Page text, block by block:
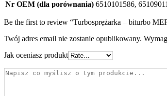
Nr OEM (dla porównania) 6510101586,
Be the first to review “Turbosprężarka – biturbo
Twój adres email nie zostanie opublikowany.
Jak oceniasz produkt